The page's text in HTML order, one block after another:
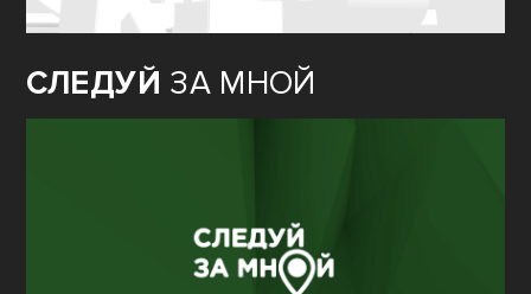
СЛЕДУЙ ЗА МНОЙ